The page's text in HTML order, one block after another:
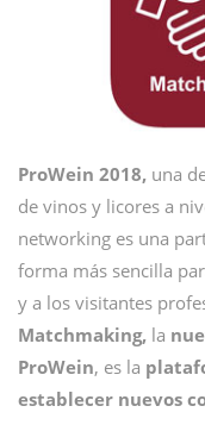
ProWein 2018, una
de vinos y licores a
networking es una
forma más sencilla
y a los visitantes
Matchmaking, la
ProWein, es la
establecer nuevos